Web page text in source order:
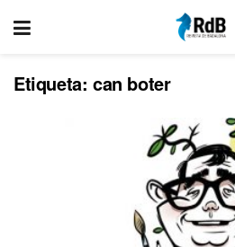
Etiqueta: can boter